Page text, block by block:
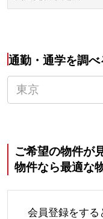
通勤・通学を調べ
ご希望の物件が
物件なら最適な
会員登録をする